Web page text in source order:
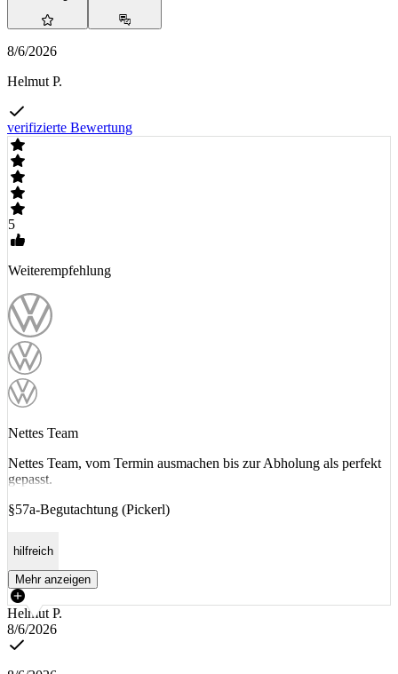
8/6/2026
Helmut P.
verifizierte Bewertung
5
Weiterempfehlung
Nettes Team
Nettes Team, vom Termin ausmachen bis zur Abholung als perfekt
gepasst.
§57a-Begutachtung (Pickerl)
hilfreich
Mehr anzeigen
Helmut P.
8/6/2026